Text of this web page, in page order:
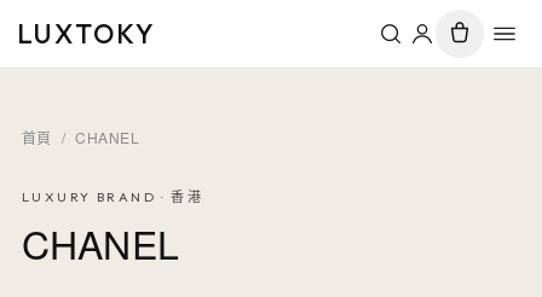
LUXTOKY
首頁 / CHANEL
LUXURY BRAND · 香港
CHANEL